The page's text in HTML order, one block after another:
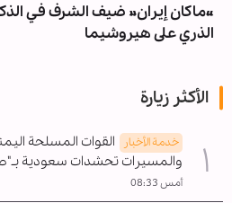
«ماكان إيران» ضيف الشرف في
الذري على هيروشيما
الأكثر زيارة
خدمة الأخبار
القوات المسلحة
والمسيرات تحشدات سعودية
أمس 08:33